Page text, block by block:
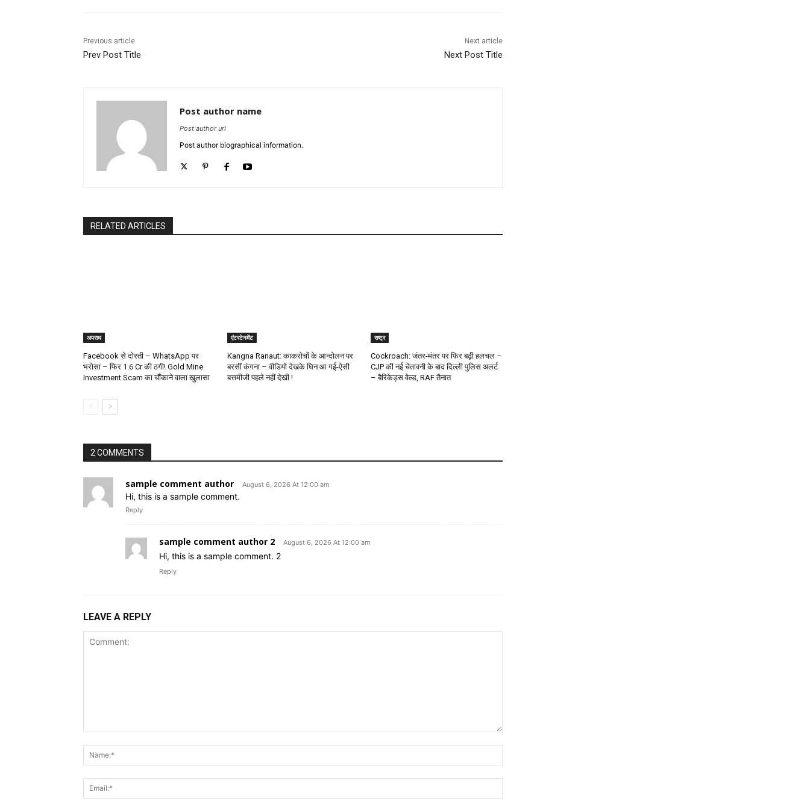
Previous article
Prev Post Title
Next article
Next Post Title
Post author name
Post author url
Post author biographical information.
RELATED ARTICLES
अपराध
Facebook से दोस्ती – WhatsApp पर
भरोसा – फिर 1.6 Cr की ठगी! Gold Mine
Investment Scam का चौंकाने वाला खुलासा
एंटरटेनमेंट
Kangna Ranaut: काकरोचों के आन्दोलन पर
बरसीं कंगना – वीडियो देखके घिन आ गई-ऐसी
बत्तमीजी पहले नहीं देखी !
राष्ट्र
Cockroach: जंतर-मंतर पर फिर बढ़ी हलचल –
CJP की नई चेतावनी के बाद दिल्ली पुलिस अलर्ट
– बैरिकेड्स वेल्ड, RAF तैनात
2 COMMENTS
sample comment author August 6, 2026 At 12:00 am
Hi, this is a sample comment.
Reply
sample comment author 2 August 6, 2026 At 12:00 am
Hi, this is a sample comment. 2
Reply
LEAVE A REPLY